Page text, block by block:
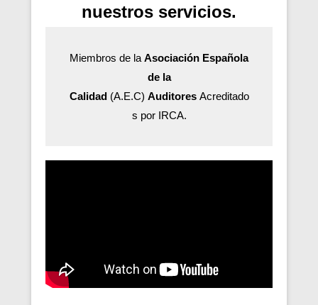
nuestros servicios.
Miembros de la Asociación Española
de la
Calidad(A.E.C) AuditoresAcreditado
s por IRCA.